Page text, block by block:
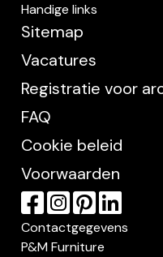
Handige links
Sitemap
Vacatures
Registratie voor
FAQ
Cookie beleid
Voorwaarden
Contactgegevens
P&M Furniture